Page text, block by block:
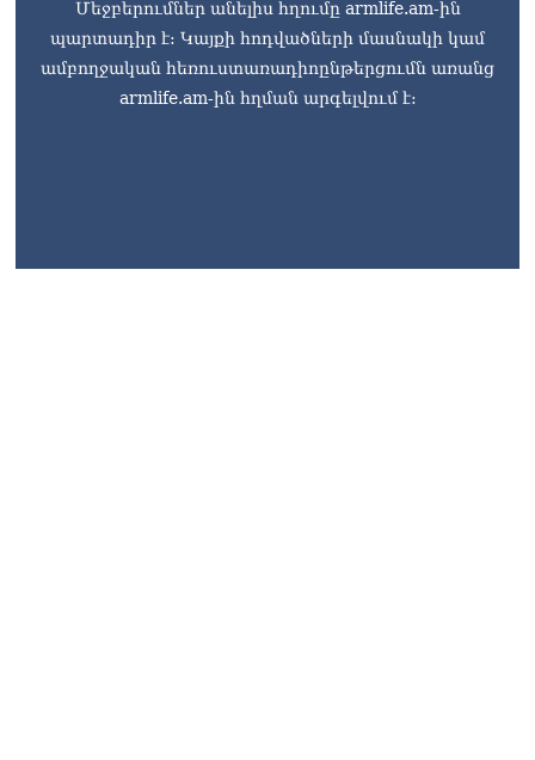
Մեջբերումներ անելիս հղումը armlife.am-ին
պարտադիր է: Կայքի հոդվածների մասնակի կամ
ամբողջական հեռուստառադիոընթերցումն առանց
armlife.am-ին հղման արգելվում է: